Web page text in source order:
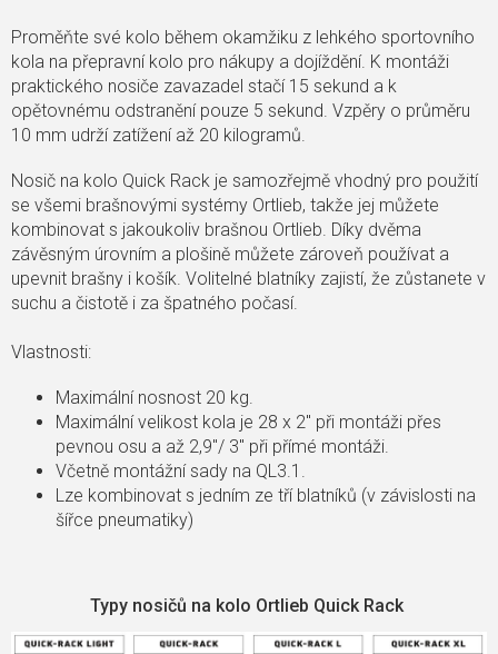
Proměňte své kolo během okamžiku z lehkého sportovního
kola na přepravní kolo pro nákupy a dojíždění. K montáži
praktického nosiče zavazadel stačí 15 sekund a k
opětovnému odstranění pouze 5 sekund. Vzpěry o průměru
10 mm udrží zatížení až 20 kilogramů.
Nosič na kolo Quick Rack je samozřejmě vhodný pro použití
se všemi brašnovými systémy Ortlieb, takže jej můžete
kombinovat s jakoukoliv brašnou Ortlieb. Díky dvěma
závěsným úrovním a plošině můžete zároveň používat a
upevnit brašny i košík. Volitelné blatníky zajistí, že zůstanete v
suchu a čistotě i za špatného počasí.
Vlastnosti:
Maximální nosnost 20 kg.
Maximální velikost kola je 28 x 2" při montáži přes
pevnou osu a až 2,9"/ 3" při přímé montáži.
Včetně montážní sady na QL3.1.
Lze kombinovat s jedním ze tří blatníků (v závislosti na
šířce pneumatiky)
Typy nosičů na kolo Ortlieb Quick Rack